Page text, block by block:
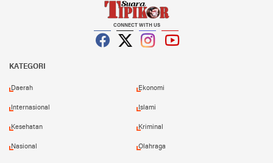
CONNECT WITH US
KATEGORI
Daerah Ekonomi
Internasional Islami
Kesehatan Kriminal
Nasional Olahraga